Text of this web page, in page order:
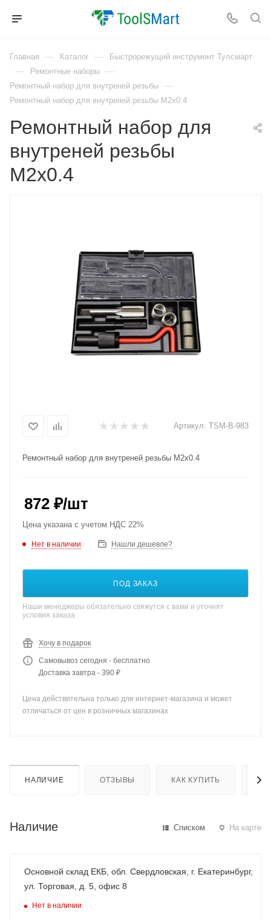
Главная — Каталог — Быстрорежущий инструмент Тулсмарт
— Ремонтные наборы —
Ремонтный набор для внутреней резьбы —
Ремонтный набор для внутреней резьбы M2x0.4
Ремонтный набор для
внутреней резьбы
M2x0.4
Артикул: TSM-B-983
Ремонтный набор для внутреней резьбы M2x0.4
872 ₽/шт
Цена указана с учетом НДС 22%
Нет в наличии Нашли дешевле?
ПОД ЗАКАЗ
Наши менеджеры обязательно свяжутся с вами и уточнят
условия заказа
Хочу в подарок
Самовывоз сегодня - бесплатно
Доставка завтра - 390 ₽
Цена действительна только для интернет-магазина и может
отличаться от цен в розничных магазинах
НАЛИЧИЕ ОТЗЫВЫ КАК КУПИТЬ
Наличие Списком На карте
Основной склад ЕКБ, обл. Свердловская, г. Екатеринбург,
ул. Торговая, д. 5, офис 8
Нет в наличии